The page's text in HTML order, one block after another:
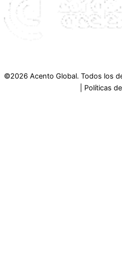
©2026 Acento Global. Todos los
| Políticas